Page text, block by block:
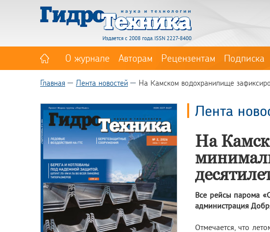
Издается с 2008 года. ISSN 2227-8400
О журнале Авторам Рецензентам Подписка
Главная Лента новостей На Камском водохранилище
Лента
На
Все рейсы парома
администрация
Отмечается, что